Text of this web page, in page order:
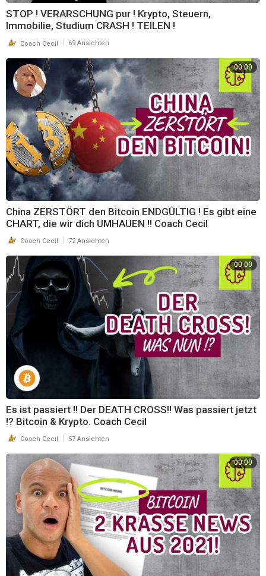
STOP ! VERARSCHUNG pur ! Krypto, Steuern,
Immobilie, Studium CRASH ! TEILEN !
Coach Cecil 69 Ansichten
00:00
China ZERSTÖRT den Bitcoin ENDGÜLTIG ! Es gibt eine
CHART, die wir dich UMHAUEN !! Coach Cecil
Coach Cecil 72 Ansichten
00:00
Es ist passiert !! Der DEATH CROSS!! Was passiert jetzt
!? Bitcoin & Krypto. Coach Cecil
Coach Cecil 57 Ansichten
00:00